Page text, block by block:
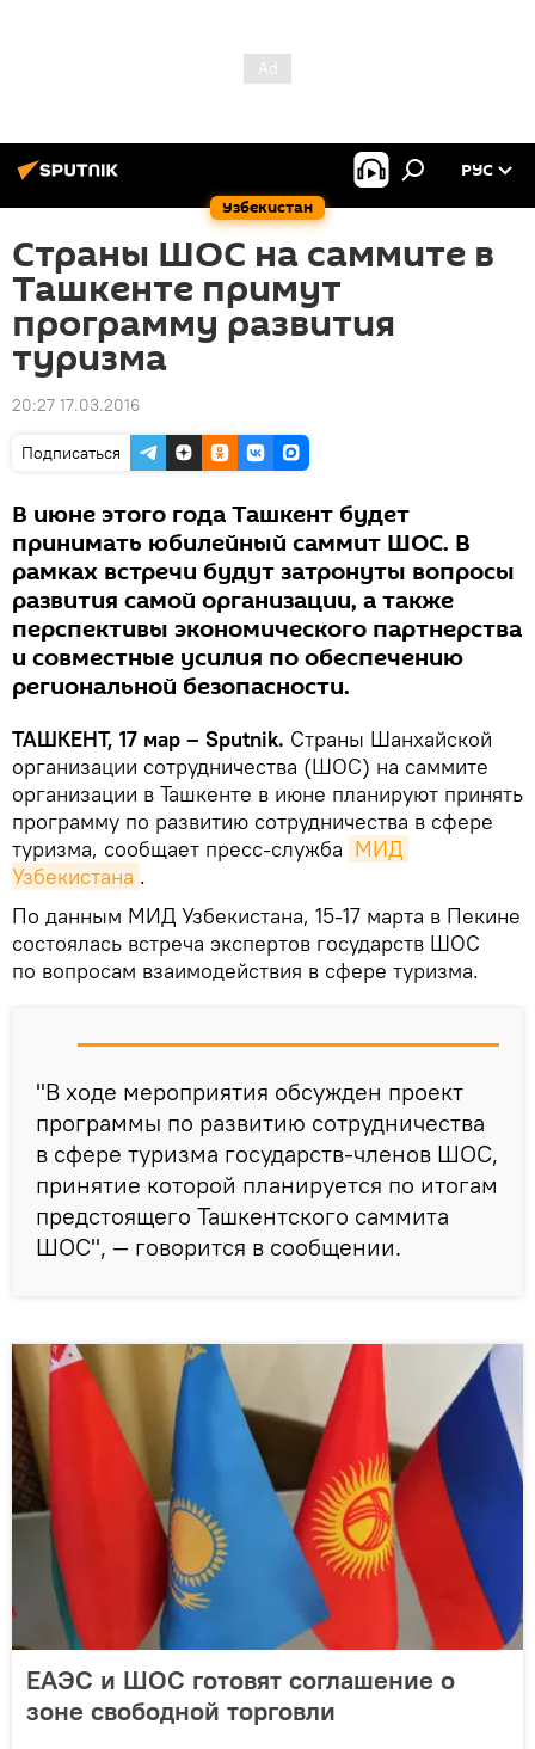
Узбекистан
РУС
Страны ШОС на саммите в
Ташкенте примут
программу развития
туризма
20:27 17.03.2016
Подписаться
В июне этого года Ташкент будет
принимать юбилейный саммит ШОС. В
рамках встречи будут затронуты вопросы
развития самой организации, а также
перспективы экономического партнерства
и совместные усилия по обеспечению
региональной безопасности.
ТАШКЕНТ, 17 мар – Sputnik. Страны Шанхайской
организации сотрудничества (ШОС) на саммите
организации в Ташкенте в июне планируют принять
программу по развитию сотрудничества в сфере
туризма, сообщает пресс-служба МИД
Узбекистана .
По данным МИД Узбекистана, 15-17 марта в Пекине
состоялась встреча экспертов государств ШОС
по вопросам взаимодействия в сфере туризма.
"В ходе мероприятия обсужден проект
программы по развитию сотрудничества
в сфере туризма государств-членов ШОС,
принятие которой планируется по итогам
предстоящего Ташкентского саммита
ШОС", — говорится в сообщении.
ЕАЭС и ШОС готовят соглашение о
зоне свободной торговли